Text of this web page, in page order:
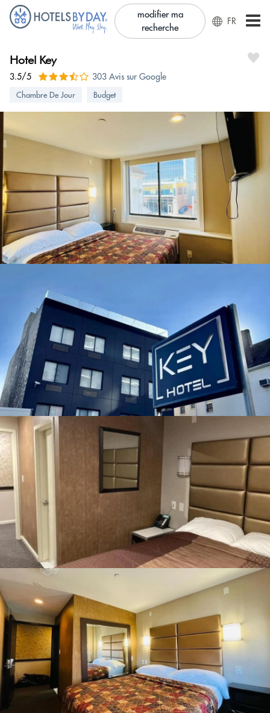
modifier ma
recherche
FR
Hotel Key
3.5/5 303 Avis sur Google
Chambre De Jour Budget